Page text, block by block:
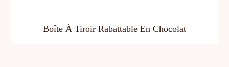
Boîte À Tiroir Rabattable En Chocolat